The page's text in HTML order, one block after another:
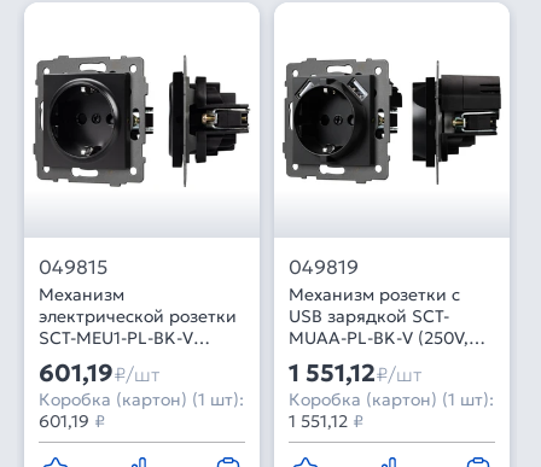
049815
Механизм
электрической розетки
SCT-MEU1-PL-BK-V
(250V, 16A) (Arlight, -)
601,19₽/шт
Коробка (картон) (1 шт):
601,19 ₽
049819
Механизм розетки с
USB зарядкой SCT-
MUAA-PL-BK-V (250V,
16A) (Arlight, -)
1 551,12₽/шт
Коробка (картон) (1 шт):
1 551,12 ₽